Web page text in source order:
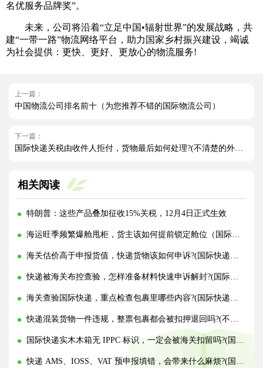
名优服务品牌奖”。
未来，公司将沿着“立足中国•辐射世界”的发展战略，共
建“一带一路”物流网络平台，助力国家乡村振兴建设，竭诚
为社会提供：更快、更好、更放心的物流服务!
上一篇：
中国物流公司排名前十（为您推荐不错的国际物流公司）
下一篇：
国际快递关税由收件人拒付，货物最后如何处理?(不清楚的外贸人看过来)
相关阅读
特朗普：这些产品叠加征收15%关税，12月4日正式生效
海运旺季频繁爆舱甩柜，货主该如何提前锁定舱位（国际海运干货知识分享）
海关估价高于申报货值，快递货物该如何申诉?(国际快递干货知识分享)
快递被海关布控查验，怎样准备材料快速申诉解封?(国际快递干货知识分享)
海关查验国际快递，重点检查包裹里哪些内容?(国际快递干货知识分享)
快递混装货物一件违规，整票包裹都会被扣押退回吗?(不清楚的外贸人看过来)
国际快递实木木箱无 IPPC 标识，一定会被海关扣留吗?(国际快递干货知识分享)
快递 AMS、IOSS、VAT 预申报填错，会带来什么麻烦?(国际快递干货知识分享)